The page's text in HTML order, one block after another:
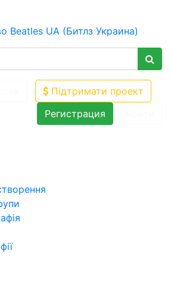
Підтримати проект
Регистрация